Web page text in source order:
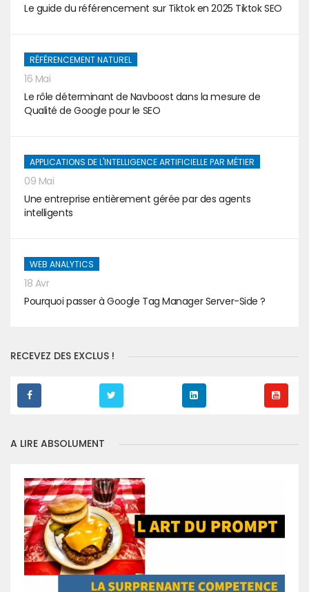
Le guide du référencement sur Tiktok en 2025 Tiktok SEO
RÉFÉRENCEMENT NATUREL
16 Mai
Le rôle déterminant de Navboost dans la mesure de
Qualité de Google pour le SEO
APPLICATIONS DE L'INTELLIGENCE ARTIFICIELLE PAR MÉTIER
09 Mai
Une entreprise entièrement gérée par des agents
intelligents
WEB ANALYTICS
18 Avr
Pourquoi passer à Google Tag Manager Server-Side ?
RECEVEZ DES EXCLUS !
A LIRE ABSOLUMENT